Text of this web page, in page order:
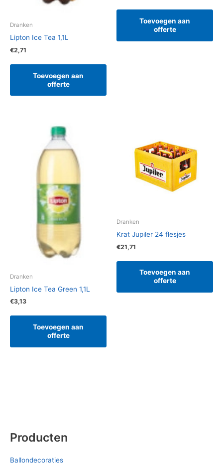
Producten
Ballondecoraties
Dranken
Lipton Ice Tea 1,1L
€2,71
Toevoegen aan
offerte
Toevoegen aan
offerte
Dranken
Lipton Ice Tea Green 1,1L
€3,13
Toevoegen aan
offerte
Dranken
Krat Jupiler 24 flesjes
€21,71
Toevoegen aan
offerte